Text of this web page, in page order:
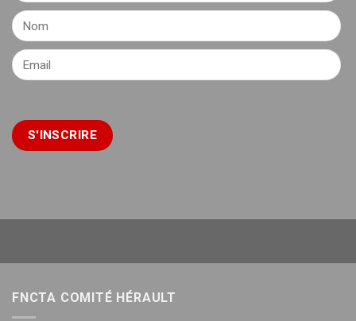
FNCTA COMITÉ HÉRAULT